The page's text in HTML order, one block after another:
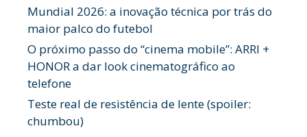
Mundial 2026: a inovação técnica por trás do
maior palco do futebol
O próximo passo do “cinema mobile”: ARRI +
HONOR a dar look cinematográfico ao
telefone
Teste real de resistência de lente (spoiler:
chumbou)